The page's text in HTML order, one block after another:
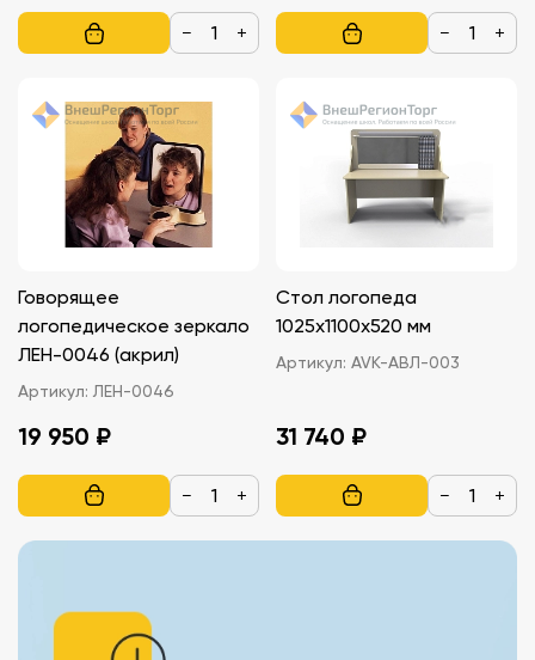
− + − +
Говорящее
логопедическое зеркало
ЛЕН-0046 (акрил)
Артикул: ЛЕН-0046
19 950 ₽
− +
Стол логопеда
1025х1100х520 мм
Артикул: AVK-АВЛ-003
31 740 ₽
− +